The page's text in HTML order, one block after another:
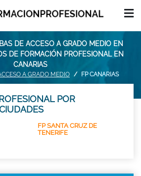
DE ACCESO A GRADO MEDIO EN
DE FORMACIÓN PROFESIONAL EN
CANARIAS
A GRADO MEDIO FP CANARIAS
POR
FP SANTA CRUZ DE
TENERIFE